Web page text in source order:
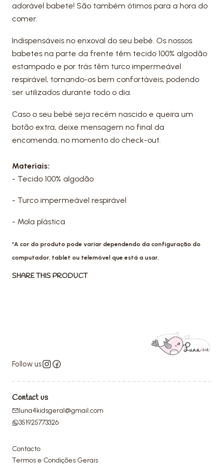
adorável babete! São também ótimos para a hora do
comer.
Indispensáveis no enxoval do seu bebé. Os nossos
babetes na parte da frente têm tecido 100% algodão
estampado e por trás têm turco impermeável
respirável, tornando-os bem confortáveis, podendo
ser utilizados durante todo o dia.
Caso o seu bebé seja recém nascido e queira um
botão extra, deixe mensagem no final da
encomenda, no momento do check-out.
Materiais:
- Tecido 100% algodão
- Turco impermeável respirável
- Mola plástica
*A cor do produto pode variar dependendo da configuração do
computador, tablet ou telemóvel que está a usar.
SHARE THIS PRODUCT
Follow us
Contact us
luna4kidsgeral@gmail.com
351925773326
Contacto
Termos e Condições Gerais